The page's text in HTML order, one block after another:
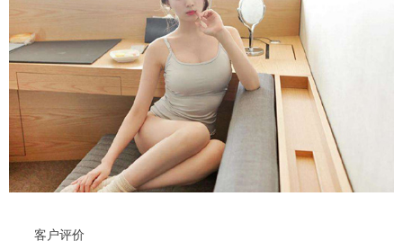
客户评价